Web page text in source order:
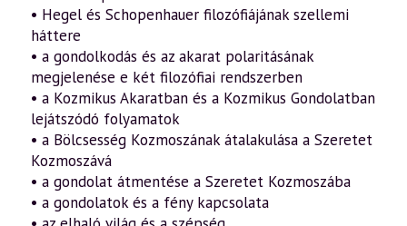
• Hegel és Schopenhauer filozófiájának szellemi
háttere
• a gondolkodás és az akarat polaritásának
megjelenése e két filozófiai rendszerben
• a Kozmikus Akaratban és a Kozmikus Gondolatban
lejátszódó folyamatok
• a Bölcsesség Kozmoszának átalakulása a Szeretet
Kozmoszává
• a gondolat átmentése a Szeretet Kozmoszába
• a gondolatok és a fény kapcsolata